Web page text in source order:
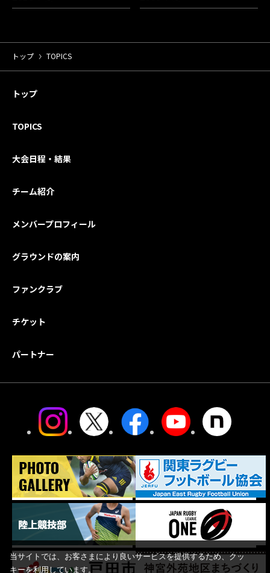
トップ TOPICS
トップ
TOPICS
大会日程・結果
チーム紹介
メンバープロフィール
グラウンドの案内
ファンクラブ
チケット
パートナー
当サイトでは、お客さまにより良いサービスを提供するため、クッ
キーを利用しています。